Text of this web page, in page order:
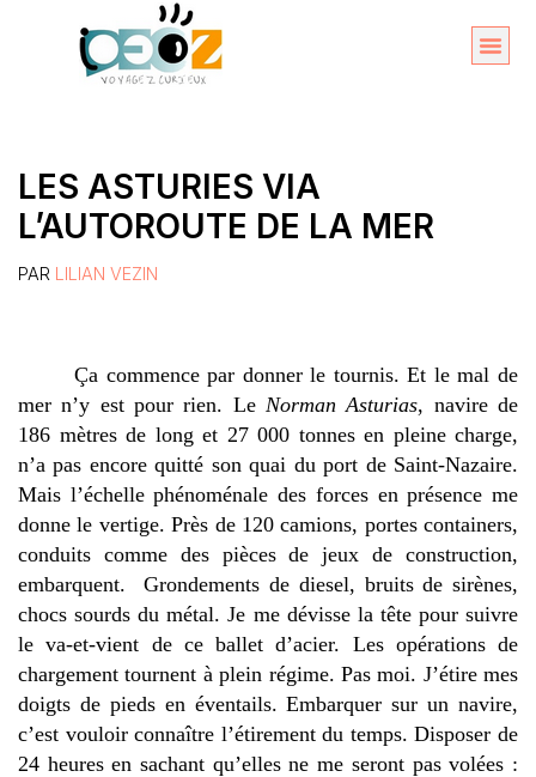
LES ASTURIES VIA
L’AUTOROUTE DE LA MER
PAR LILIAN VEZIN
Ça commence par donner le tournis. Et le mal de
mer n’y est pour rien. Le Norman Asturias, navire de
186 mètres de long et 27 000 tonnes en pleine charge,
n’a pas encore quitté son quai du port de Saint-Nazaire.
Mais l’échelle phénoménale des forces en présence me
donne le vertige. Près de 120 camions, portes containers,
conduits comme des pièces de jeux de construction,
embarquent. Grondements de diesel, bruits de sirènes,
chocs sourds du métal. Je me dévisse la tête pour suivre
le va-et-vient de ce ballet d’acier. Les opérations de
chargement tournent à plein régime. Pas moi. J’étire mes
doigts de pieds en éventails. Embarquer sur un navire,
c’est vouloir connaître l’étirement du temps. Disposer de
24 heures en sachant qu’elles ne me seront pas volées :